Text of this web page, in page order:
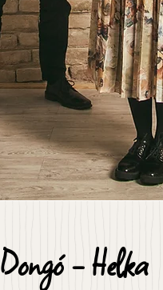
Dongó - Helka